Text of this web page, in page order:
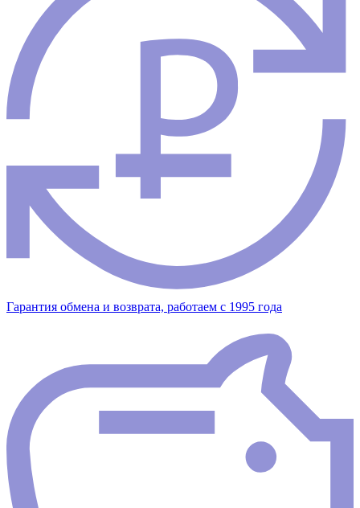
Гарантия обмена и возврата, работаем с 1995 года